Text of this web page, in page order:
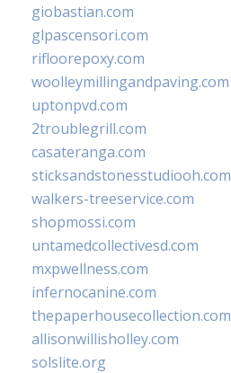
giobastian.com
glpascensori.com
rifloorepoxy.com
woolleymillingandpaving.com
uptonpvd.com
2troublegrill.com
casateranga.com
sticksandstonesstudiooh.com
walkers-treeservice.com
shopmossi.com
untamedcollectivesd.com
mxpwellness.com
infernocanine.com
thepaperhousecollection.com
allisonwillisholley.com
solslite.org